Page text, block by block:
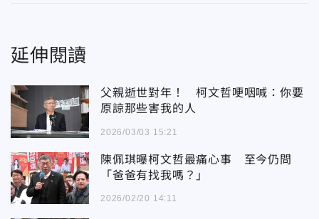
延伸閱讀
父親逝世對年！ 柯文哲哽咽喊：你要
原諒那些害我的人
2026/03/03 15:21
陳佩琪曝柯文哲最痛心事 至今仍問
「爸爸有找我嗎？」
2026/02/20 14:11